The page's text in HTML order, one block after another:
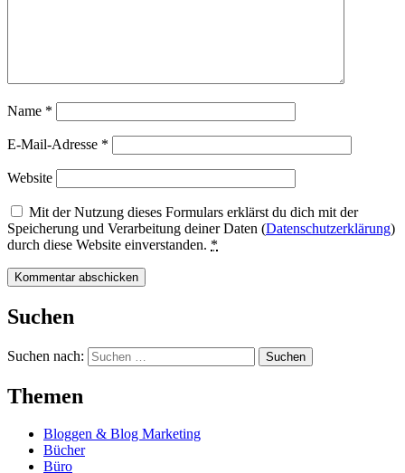
Name *
E-Mail-Adresse *
Website
Mit der Nutzung dieses Formulars erklärst du dich mit der
Speicherung und Verarbeitung deiner Daten (Datenschutzerklärung)
durch diese Website einverstanden. *
Suchen
Suchen nach:
Themen
Bloggen & Blog Marketing
Bücher
Büro